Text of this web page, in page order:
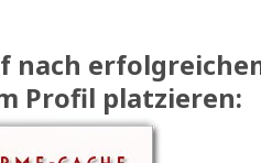
nach
Profil platzieren: